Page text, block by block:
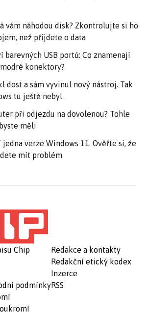
vám náhodou disk? Zkontrolujte si ho
než přijdete o data
USB portů: Co znamenají
konektory?
dost a sám vyvinul nový nástroj. Tak
tu ještě nebyl
při odjezdu na dovolenou? Tohle
měli
verze Windows 11. Ověřte si, že
mít problém
Chip
podmínky
Redakce a kontakty
Redakční etický kodex
Inzerce
RSS